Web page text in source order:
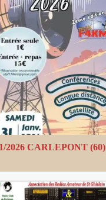
2026 CARLEPONT (60)